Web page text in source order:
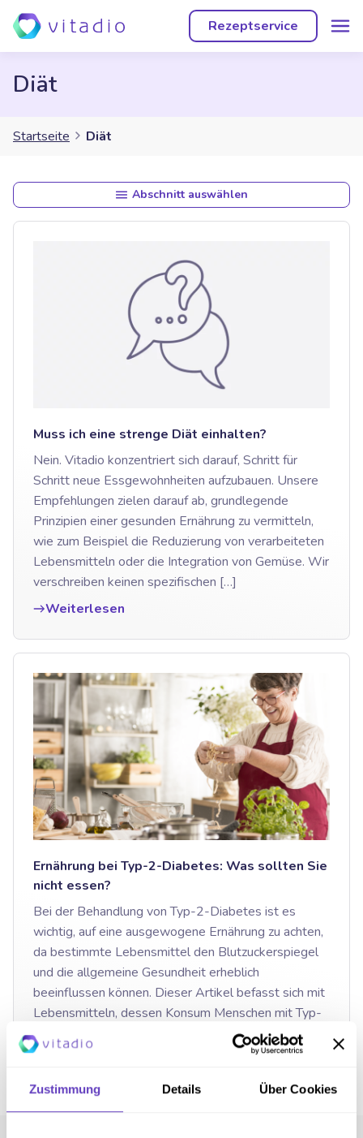
Zustimmung Details Über Cookies
Rezeptservice
Diät
Startseite Diät
Abschnitt auswählen
Muss ich eine strenge Diät einhalten?
Nein. Vitadio konzentriert sich darauf, Schritt für
Schritt neue Essgewohnheiten aufzubauen. Unsere
Empfehlungen zielen darauf ab, grundlegende
Prinzipien einer gesunden Ernährung zu vermitteln,
wie zum Beispiel die Reduzierung von verarbeiteten
Lebensmitteln oder die Integration von Gemüse. Wir
verschreiben keinen spezifischen […]
Weiterlesen
Ernährung bei Typ-2-Diabetes: Was sollten Sie
nicht essen?
Bei der Behandlung von Typ-2-Diabetes ist es
wichtig, auf eine ausgewogene Ernährung zu achten,
da bestimmte Lebensmittel den Blutzuckerspiegel
und die allgemeine Gesundheit erheblich
beeinflussen können. Dieser Artikel befasst sich mit
Lebensmitteln, dessen Konsum Menschen mit Typ-
2-Diabetes meiden oder minimieren […]